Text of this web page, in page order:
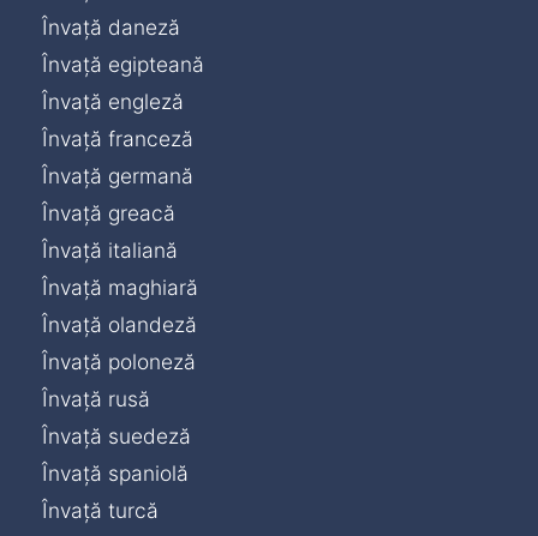
Învață daneză
Învață egipteană
Învață engleză
Învață franceză
Învață germană
Învață greacă
Învață italiană
Învață maghiară
Învață olandeză
Învață poloneză
Învață rusă
Învață suedeză
Învață spaniolă
Învață turcă